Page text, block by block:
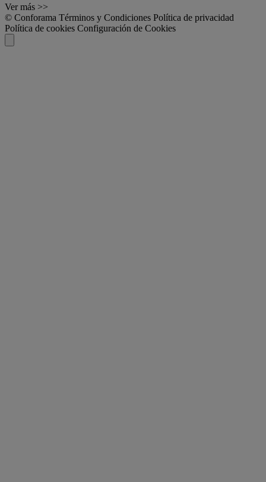
Ver más >>
© Conforama Términos y Condiciones Política de privacidad
Política de cookies Configuración de Cookies